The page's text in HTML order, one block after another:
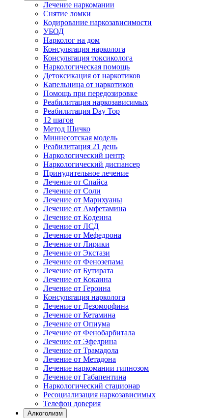
Лечение наркомании
Снятие ломки
Кодирование наркозависимости
УБОД
Нарколог на дом
Консультация нарколога
Консультация токсиколога
Наркологическая помощь
Детоксикация от наркотиков
Капельница от наркотиков
Помощь при передозировке
Реабилитация наркозависимых
Реабилитация Day Top
12 шагов
Метод Шичко
Миннесотская модель
Реабилитация 21 день
Наркологический центр
Наркологический диспансер
Принудительное лечение
Лечение от Спайса
Лечение от Соли
Лечение от Марихуаны
Лечение от Амфетамина
Лечение от Кодеина
Лечение от ЛСД
Лечение от Мефедрона
Лечение от Лирики
Лечение от Экстази
Лечение от Фенозепама
Лечение от Бутирата
Лечение от Кокаина
Лечение от Героина
Консультация нарколога
Лечение от Дезоморфина
Лечение от Кетамина
Лечение от Опиума
Лечение от Фенобарбитала
Лечение от Эфедрина
Лечение от Трамадола
Лечение от Метадона
Лечение наркомании гипнозом
Лечение от Габапентина
Наркологический стационар
Ресоциализация наркозависимых
Телефон доверия
Алкоголизм